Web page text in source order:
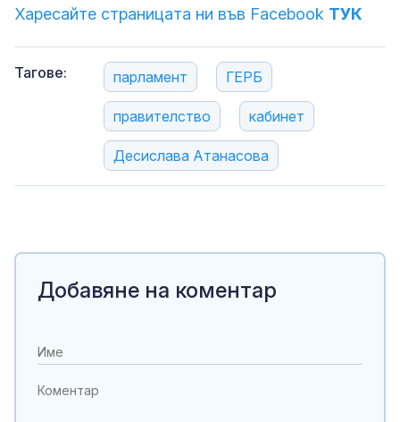
Харесайте страницата ни във Facebook ТУК
Тагове: парламент ГЕРБ
правителство кабинет
Десислава Атанасова
Добавяне на коментар